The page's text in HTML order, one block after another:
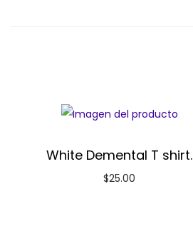
White Demental T shirt.
$25.00